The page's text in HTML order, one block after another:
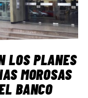
LOS PLANES
MOROSAS
BANCO